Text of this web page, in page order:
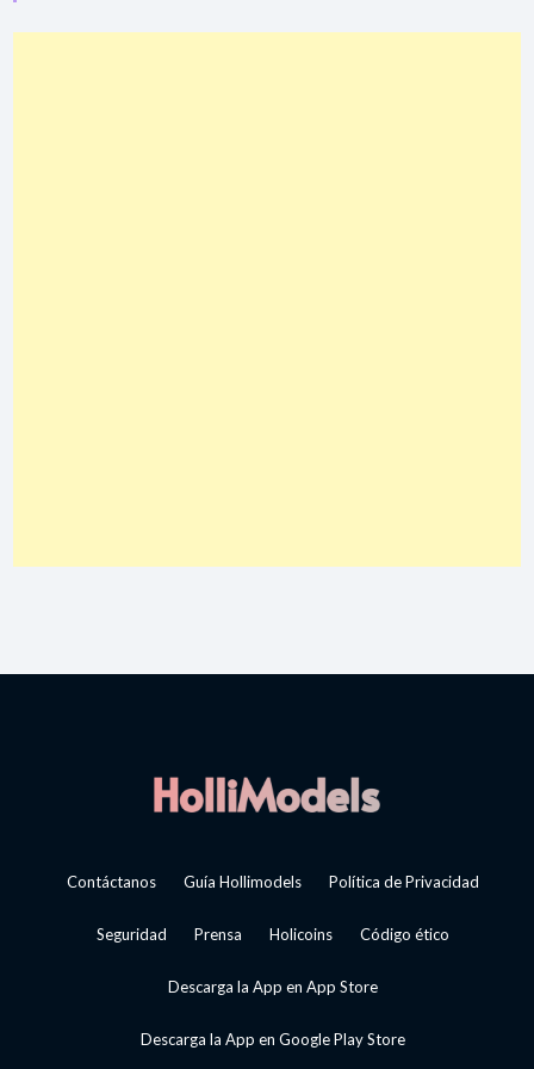
Contáctanos Guía Hollimodels Política de Privacidad
Seguridad Prensa Holicoins Código ético
Descarga la App en App Store
Descarga la App en Google Play Store